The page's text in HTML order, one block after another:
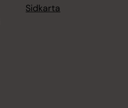
Sidkarta